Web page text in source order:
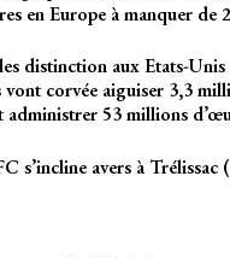
en Europe à manquer de
distinction aux Etats-Unis
corvée aiguiser 3,3
administrer 53 millions
s’incline avers à Trélissac